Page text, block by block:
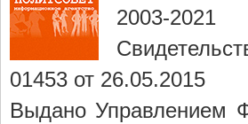
2003-2021
01453 от 26.05.2015
Выдано Управлением